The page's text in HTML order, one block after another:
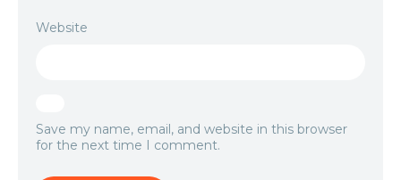
Website
Save my name, email, and website in this browser
for the next time I comment.